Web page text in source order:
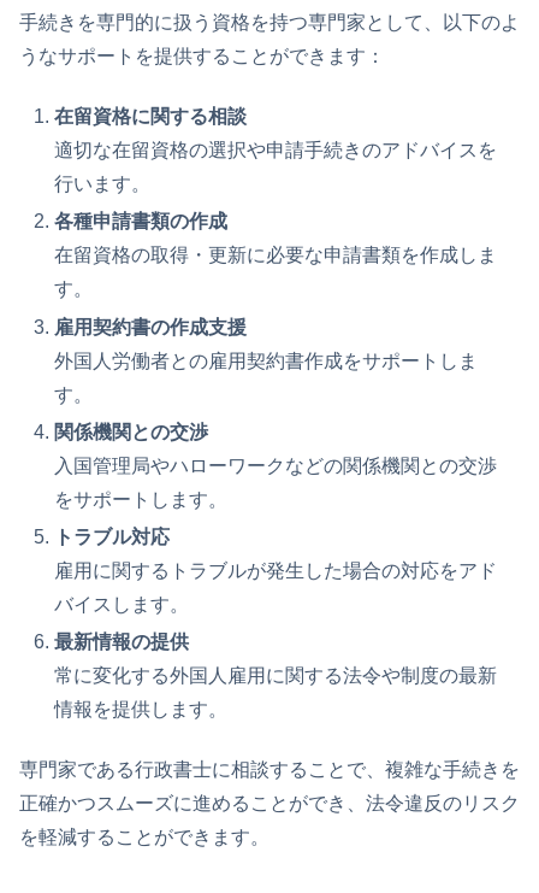
手続きを専門的に扱う資格を持つ専門家として、以下のよ
うなサポートを提供することができます：
在留資格に関する相談
適切な在留資格の選択や申請手続きのアドバイスを
行います。
各種申請書類の作成
在留資格の取得・更新に必要な申請書類を作成しま
す。
雇用契約書の作成支援
外国人労働者との雇用契約書作成をサポートしま
す。
関係機関との交渉
入国管理局やハローワークなどの関係機関との交渉
をサポートします。
トラブル対応
雇用に関するトラブルが発生した場合の対応をアド
バイスします。
最新情報の提供
常に変化する外国人雇用に関する法令や制度の最新
情報を提供します。
専門家である行政書士に相談することで、複雑な手続きを
正確かつスムーズに進めることができ、法令違反のリスク
を軽減することができます。